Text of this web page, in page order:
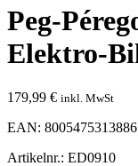
Peg-
Elektro-
179,99 € inkl. MwSt
EAN: 8005475313886
Artikelnr.: ED0910